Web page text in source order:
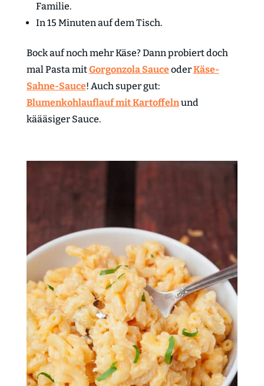
Familie.
In 15 Minuten auf dem Tisch.
Bock auf noch mehr Käse? Dann probiert doch
mal Pasta mitGorgonzola SauceoderKäse-
Sahne-Sauce! Auch super gut:
Blumenkohlauflauf mit Kartoffelnund
käääsiger Sauce.